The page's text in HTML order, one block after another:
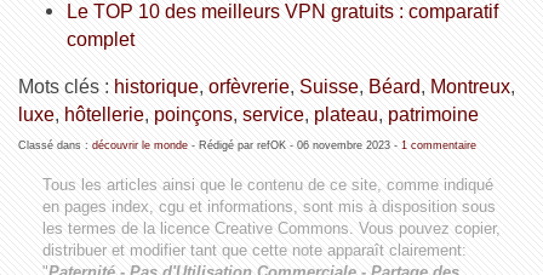
Le TOP 10 des meilleurs VPN gratuits : comparatif
complet
Mots clés : historique, orfèvrerie, Suisse, Béard, Montreux,
luxe, hôtellerie, poinçons, service, plateau, patrimoine
Classé dans : découvrir le monde- Rédigé par refOK - 06 novembre 2023- 1 commentaire
Tous les articles ainsi que le contenu de ce site, comme indiqué
en pages index, cgu et informations, sont mis à disposition sous
les termes de la licence Creative Commons. Vous pouvez copier,
distribuer et modifier tant que cette note apparaît clairement: